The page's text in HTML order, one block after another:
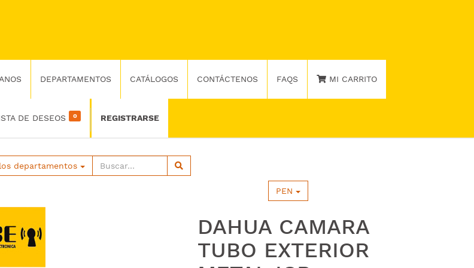
DEPARTAMENTOS CATÁLOGOS CONTÁCTENOS FAQS MI CARRITO
DE DESEOS 0 REGISTRARSE
departamentos
PEN
DAHUA CAMARA
TUBO EXTERIOR